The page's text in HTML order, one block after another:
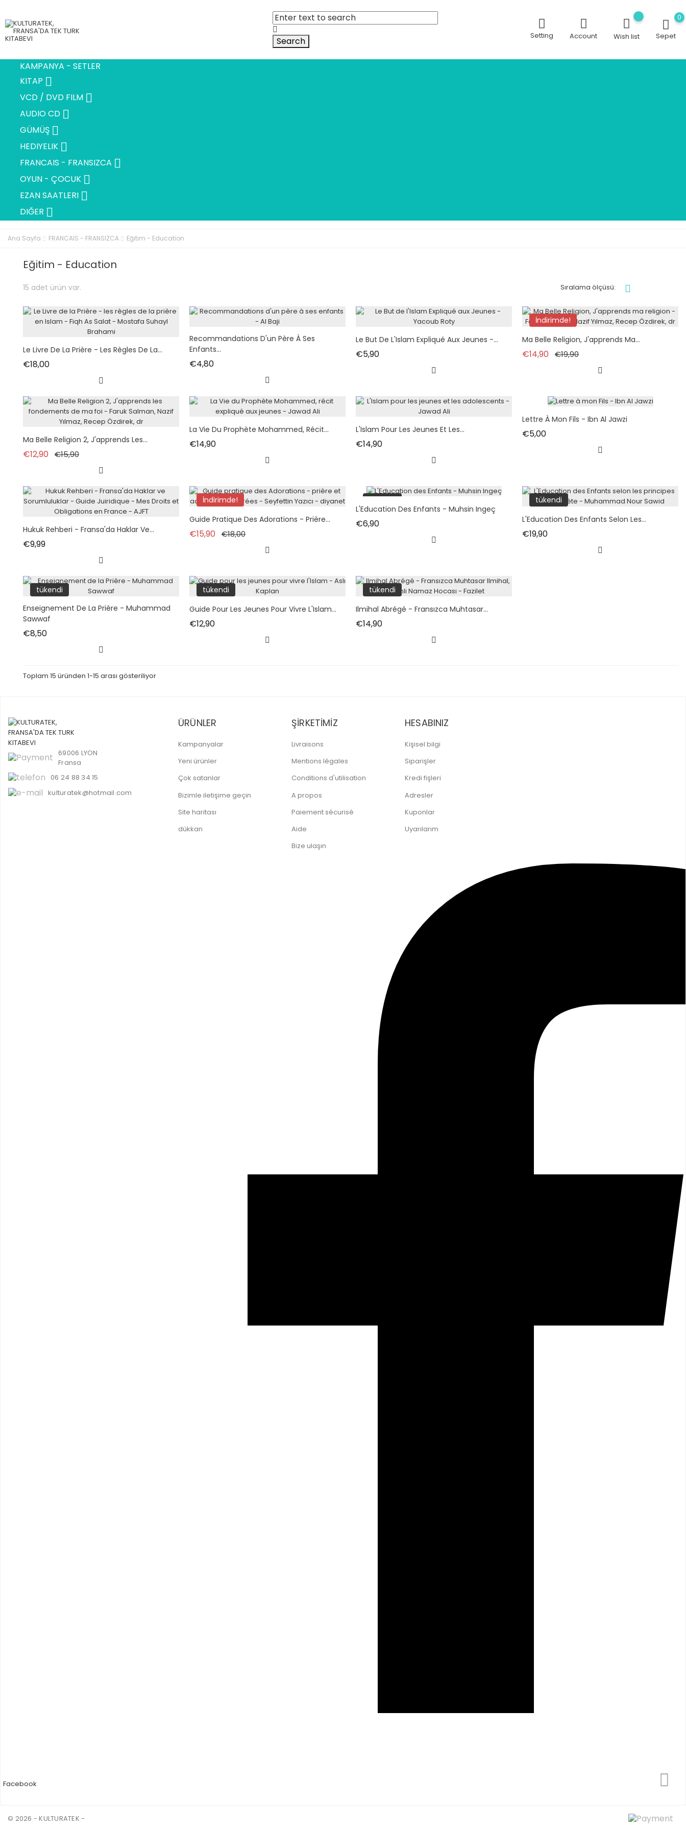
Search Setting Account Wish list
0
Sepet
KAMPANYA - SETLER
KITAP 
VCD / DVD FILM 
AUDIO CD 
GÜMÜŞ 
HEDIYELIK 
FRANCAIS - FRANSIZCA 
OYUN - ÇOCUK 
EZAN SAATLERI 
DIĞER 
Ana Sayfa FRANCAIS - FRANSIZCA Eğitim - Education
Eğitim - Education
15 adet ürün var. Sıralama ölçüsü:
Le Livre De La Prière - Les Règles De La...
€18,00Fiyat
Recommandations D'un Père À Ses
Enfants...
€4,80Fiyat
Le But De L'Islam Expliqué Aux Jeunes -...
€5,90Fiyat
İndirimde!
Ma Belle Religion, J'apprends Ma...
€14,90 Normal fiyat
€19,90Fiyat
Ma Belle Religion 2, J'apprends Les...
€12,90 Normal fiyat
€15,90Fiyat
La Vie Du Prophète Mohammed, Récit...
€14,90Fiyat
L'Islam Pour Les Jeunes Et Les...
€14,90Fiyat
Lettre À Mon Fils - Ibn Al Jawzi
€5,00Fiyat
Hukuk Rehberi - Fransa'da Haklar Ve...
€9,99Fiyat
İndirimde!
Guide Pratique Des Adorations - Prière...
€15,90 Normal fiyat
€18,00Fiyat
tükendi
L'Education Des Enfants - Muhsin Ingeç
€6,90Fiyat
tükendi
L'Education Des Enfants Selon Les...
€19,90Fiyat
tükendi
Enseignement De La Prière - Muhammad
Sawwaf
€8,50Fiyat
tükendi
Guide Pour Les Jeunes Pour Vivre L'Islam...
€12,90Fiyat
tükendi
Ilmihal Abrégé - Fransızca Muhtasar...
€14,90Fiyat
Toplam 15 üründen 1-15 arası gösteriliyor
69006 LYON
Fransa
06 24 88 34 15
kulturatek@hotmail.com
ÜRÜNLER
Kampanyalar
Yeni ürünler
Çok satanlar
Bizimle iletişime geçin
Site haritası
dükkan
ŞIRKETIMIZ
Livraisons
Mentions légales
Conditions d'utilisation
A propos
Paiement sécurisé
Aide
Bize ulaşın
HESABINIZ
Kişisel bilgi
Siparişler
Kredi fişleri
Adresler
Kuponlar
Uyarılarım
Facebook
© 2026 - KULTURATEK -